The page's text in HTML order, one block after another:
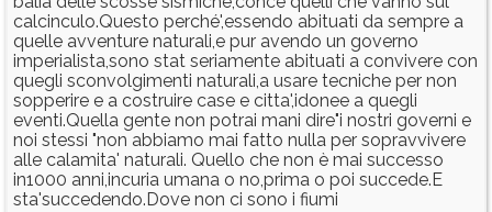
calcinculo.Questo perché',essendo abituati da sempre a
quelle avventure naturali,e pur avendo un governo
imperialista,sono stat seriamente abituati a convivere con
quegli sconvolgimenti naturali,a usare tecniche per non
sopperire e a costruire case e citta',idonee a quegli
eventi.Quella gente non potrai mani dire"i nostri governi e
noi stessi "non abbiamo mai fatto nulla per sopravvivere
alle calamita' naturali. Quello che non è mai successo
in1000 anni,incuria umana o no,prima o poi succede.E
sta'succedendo.Dove non ci sono i fiumi